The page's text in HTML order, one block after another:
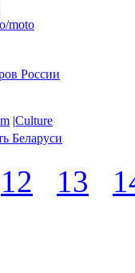
moto
России
|Culture
Беларуси
12 13